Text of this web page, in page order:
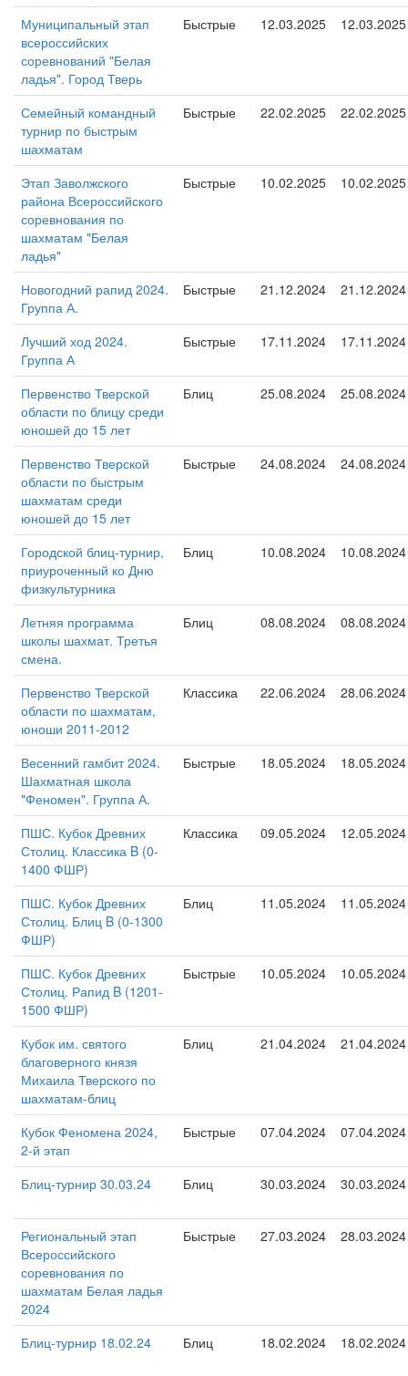
Муниципальный этап
всероссийских
соревнований "Белая
ладья". Город Тверь
Быстрые 12.03.2025 12.03.2025
Семейный командный
турнир по быстрым
шахматам
Быстрые 22.02.2025 22.02.2025
Этап Заволжского
района Всероссийского
соревнования по
шахматам "Белая
ладья"
Быстрые 10.02.2025 10.02.2025
Новогодний рапид 2024.
Группа А.
Быстрые 21.12.2024 21.12.2024
Лучший ход 2024.
Группа А
Быстрые 17.11.2024 17.11.2024
Первенство Тверской
области по блицу среди
юношей до 15 лет
Блиц 25.08.2024 25.08.2024
Первенство Тверской
области по быстрым
шахматам среди
юношей до 15 лет
Быстрые 24.08.2024 24.08.2024
Городской блиц-турнир,
приуроченный ко Дню
физкультурника
Блиц 10.08.2024 10.08.2024
Летняя программа
школы шахмат. Третья
смена.
Блиц 08.08.2024 08.08.2024
Первенство Тверской
области по шахматам,
юноши 2011-2012
Классика 22.06.2024 28.06.2024
Весенний гамбит 2024.
Шахматная школа
"Феномен". Группа А.
Быстрые 18.05.2024 18.05.2024
ПШС. Кубок Древних
Столиц. Классика B (0-
1400 ФШР)
Классика 09.05.2024 12.05.2024
ПШС. Кубок Древних
Столиц. Блиц B (0-1300
ФШР)
Блиц 11.05.2024 11.05.2024
ПШС. Кубок Древних
Столиц. Рапид B (1201-
1500 ФШР)
Быстрые 10.05.2024 10.05.2024
Кубок им. святого
благоверного князя
Михаила Тверского по
шахматам-блиц
Блиц 21.04.2024 21.04.2024
Кубок Феномена 2024,
2-й этап
Быстрые 07.04.2024 07.04.2024
Блиц-турнир 30.03.24 Блиц 30.03.2024 30.03.2024
Региональный этап
Всероссийского
соревнования по
шахматам Белая ладья
2024
Быстрые 27.03.2024 28.03.2024
Блиц-турнир 18.02.24 Блиц 18.02.2024 18.02.2024